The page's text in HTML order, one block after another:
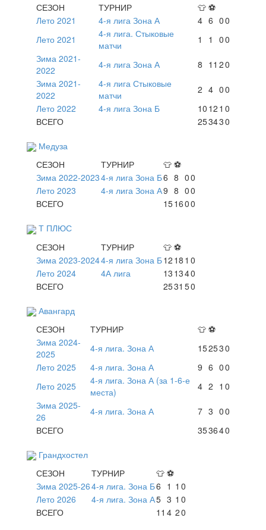
СЕЗОН
ТУРНИР 👕 ⚽
Лето 2021
4-я лига Зона А 4 6 00
Лето 2021
4-я лига. Стыковые
матчи
1 1 00
Зима 2021-
2022
4-я лига Зона А 8 11 20
Зима 2021-
2022
4-я лига Стыковые
матчи
2 4 00
Лето 2022
4-я лига Зона Б 10 12 1 0
ВСЕГО
253430
Медуза
СЕЗОН
ТУРНИР 👕 ⚽
Зима 2022-20234-я лига Зона Б6 8 00
Лето 2023
4-я лига Зона А9 8 00
ВСЕГО
151600
Т ПЛЮС
СЕЗОН
ТУРНИР 👕 ⚽
Зима 2023-20244-я лига Зона Б12 18 1 0
Лето 2024
4А лига 13 1340
ВСЕГО
2531 50
Авангард
СЕЗОН
ТУРНИР 👕 ⚽
Зима 2024-
2025
4-я лига. Зона А 152530
Лето 2025
4-я лига. Зона А 9 6 00
Лето 2025
4-я лига. Зона А (за 1-6-е
места)
4 2 1 0
Зима 2025-
26
4-я лига. Зона А 7 3 00
ВСЕГО
353640
Грандхостел
СЕЗОН
ТУРНИР 👕 ⚽
Зима 2025-264-я лига. Зона Б6 1 1 0
Лето 2026
4-я лига. Зона А5 3 1 0
ВСЕГО
11 4 20